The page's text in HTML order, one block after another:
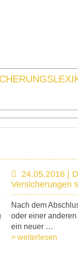
24.05.2016 |
Versicherungen
Nach dem
oder einer
ein neuer …
> weiterlesen